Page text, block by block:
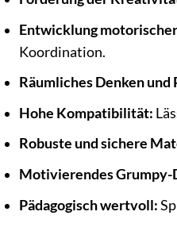
Entwicklung
Koordination.
Räumliches Denken und
Hohe Kompatibilität:
Robuste und sichere
Motivierendes Grumpy-
Pädagogisch wertvoll: